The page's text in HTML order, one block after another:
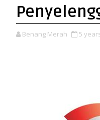
Benang Merah 5